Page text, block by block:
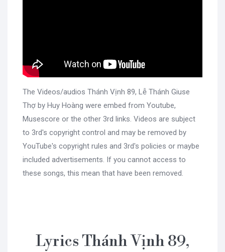
The Videos/audios Thánh Vịnh 89, Lễ Thánh Giuse
Thợ by Huy Hoàng were embed from Youtube,
Musescore or the other 3rd links. Videos are subject
to 3rd's copyright control and may be removed by
YouTube's copyright rules and 3rd's policies or maybe
included advertisements. If you cannot access to
these songs, this mean that have been removed.
Lyrics Thánh Vịnh 89,